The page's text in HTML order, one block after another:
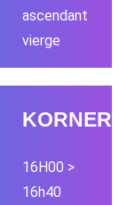
ascendant
vierge
KORNER
16H00 >
16h40